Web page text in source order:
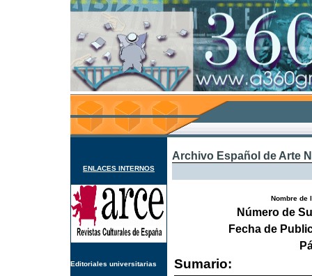
ENLACES INTERNOS
Editoriales universitarias
Archivo Español de Arte
Nombre de
Número de
Fecha de
Sumario: